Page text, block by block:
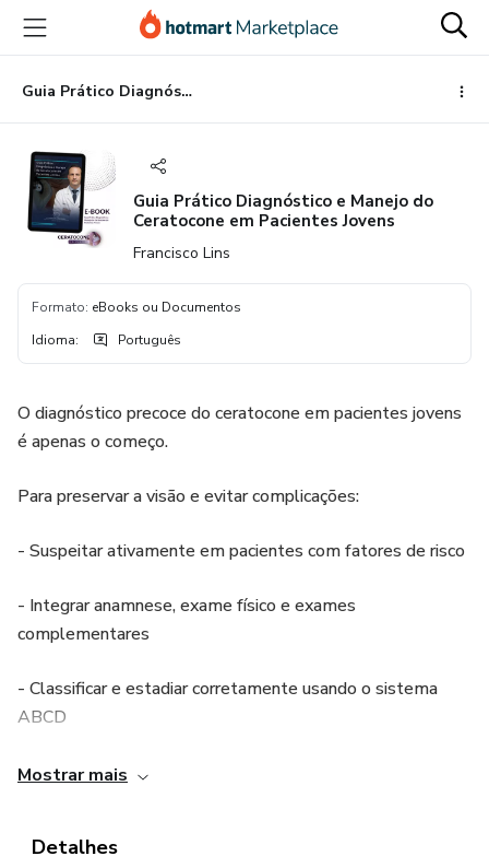
para
conteúdo
principal
para
pagamento
para
rodapé
Guia Prático Diagnóstico e Manejo do Ceratocone em Pacientes Jovens
Guia Prático Diagnóstico e Manejo do
Ceratocone em Pacientes Jovens
Francisco Lins
Formato: eBooks ou Documentos
Idioma: Português
O diagnóstico precoce do ceratocone em pacientes jovens
é apenas o começo.
Para preservar a visão e evitar complicações:
- Suspeitar ativamente em pacientes com fatores de risco
- Integrar anamnese, exame físico e exames
complementares
- Classificar e estadiar corretamente usando o sistema
ABCD
- Intervir precocemente quando necessário, com crosslink
- Monitorar e educar paciente e família de forma contínua
Mostrar mais
Detalhes